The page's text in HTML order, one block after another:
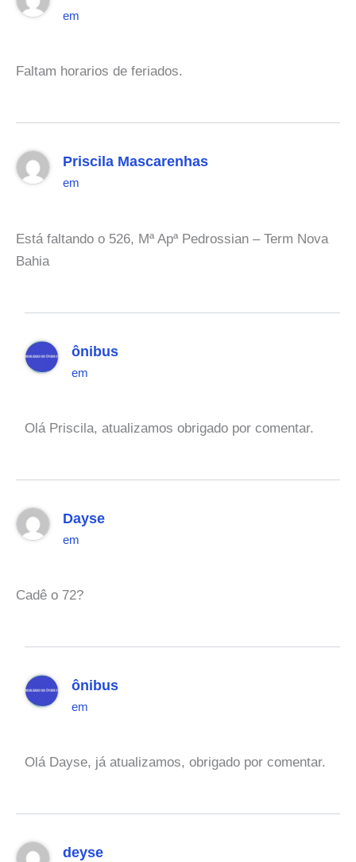
em
Faltam horarios de feriados.
Priscila Mascarenhas
em
Está faltando o 526, Mª Apª Pedrossian – Term Nova
Bahia
ônibus
em
Olá Priscila, atualizamos obrigado por comentar.
Dayse
em
Cadê o 72?
ônibus
em
Olá Dayse, já atualizamos, obrigado por comentar.
deyse